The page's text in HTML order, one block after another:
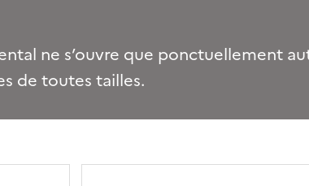
ne s’ouvre que ponctuellement
de toutes tailles.